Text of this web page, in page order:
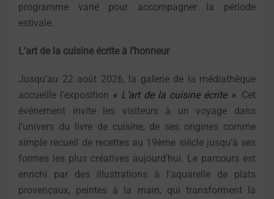
programme varié pour accompagner la période
estivale.
L’art de la cuisine écrite à l’honneur
Jusqu’au 22 août 2026, la galerie de la médiathèque
accueille l’exposition « L’art de la cuisine écrite ». Cet
événement invite les visiteurs à un voyage dans
l’univers du livre de cuisine, de ses origines comme
simple recueil de recettes au 19ème siècle jusqu’à ses
formes les plus créatives aujourd’hui. Le parcours est
enrichi par des illustrations à l’aquarelle de plats
provençaux, peintes à la main, qui transforment la